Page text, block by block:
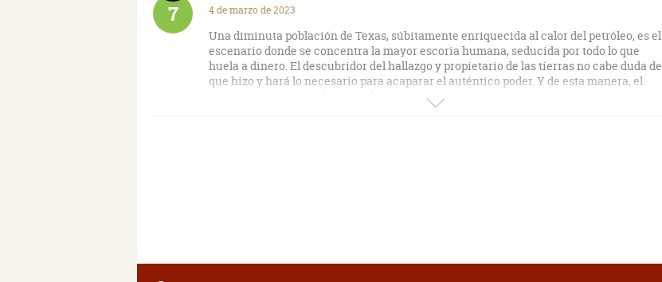
7 4 de marzo de 2023
Una diminuta población de Texas, súbitamente enriquecida al calor del petróleo, es el
escenario donde se concentra la mayor escoria humana, seducida por todo lo que
huela a dinero. El descubridor del hallazgo y propietario de las tierras no cabe duda de
que hizo y hará lo necesario para acaparar el auténtico poder. Y de esta manera, el
crimen se apodera del lugar y de todos sus habitantes.
trabajando en la sombra, encargada de resolver el asunto... de una manera que puede